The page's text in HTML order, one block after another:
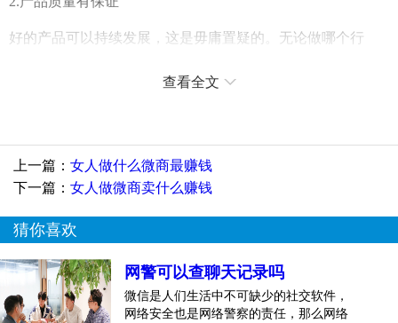
好的产品可以持续发展，这是毋庸置疑的。无论做哪个行
品。好的产品是市场发展的首要条件。如果你给客户带来安
3.市场相对空白
查看全文
上一篇： 女人做什么微商最赚钱
下一篇： 女人做微商卖什么赚钱
猜你喜欢
网警可以查聊天记录吗
微信是人们生活中不可缺少的社交软件，
网络安全也是网络警察的责任，那么网络